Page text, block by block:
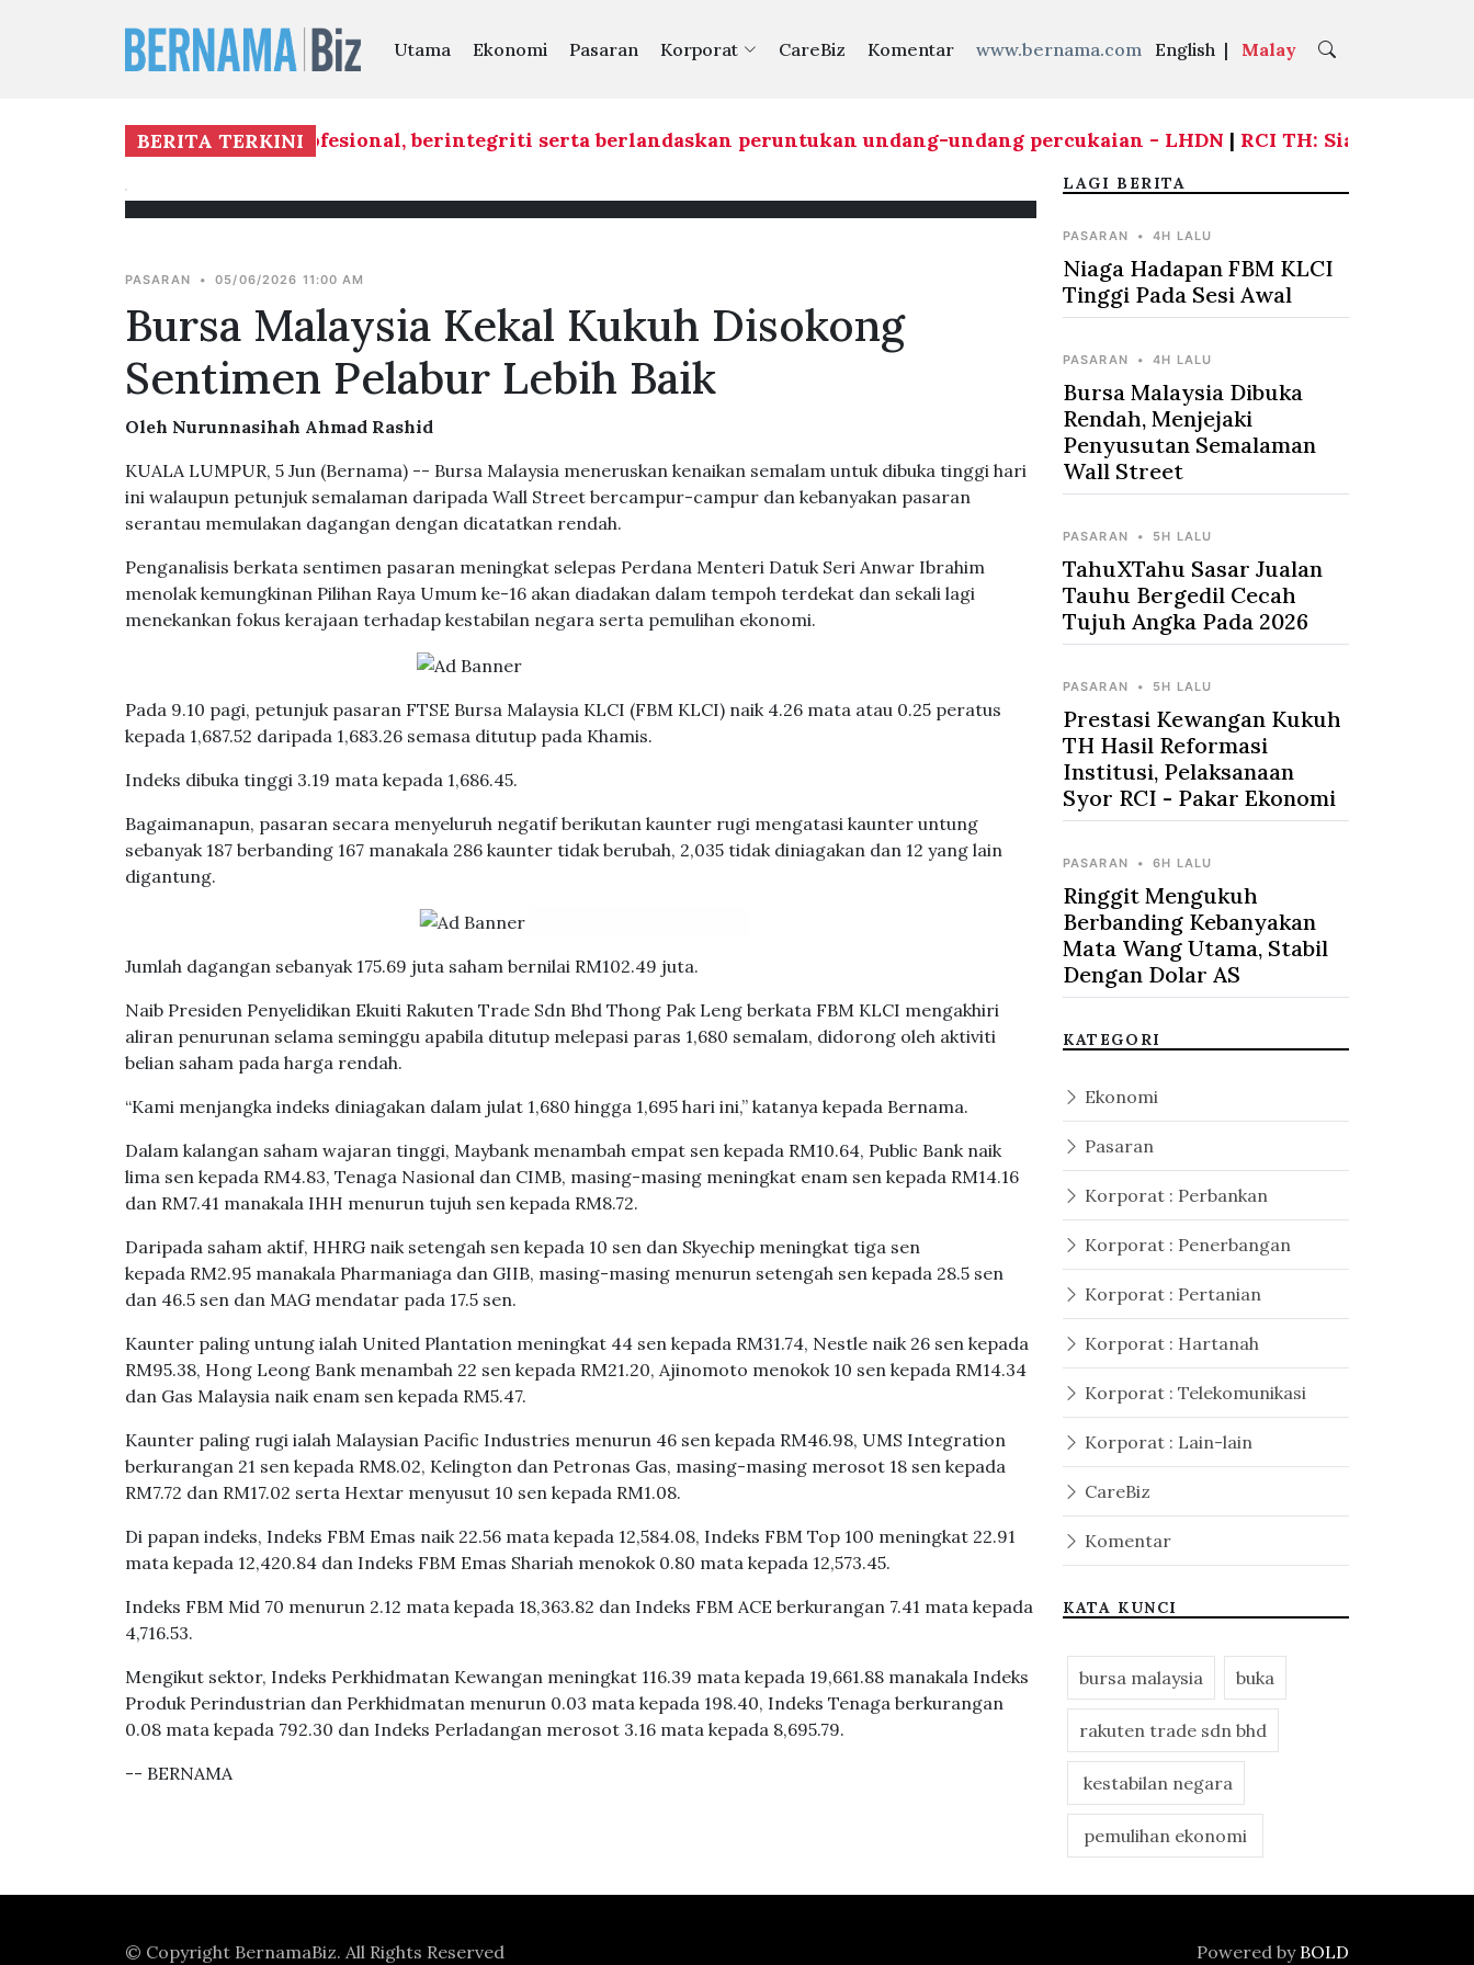
Utama Ekonomi Pasaran Korporat CareBiz Komentar www.bernama.com English | Malay
BERITA TERKINI
dilaksanakan secara profesional, berintegriti serta berlandaskan peruntukan undang-undang percukaian - LHDN|RCI TH: Siasatan
PASARAN • 05/06/2026 11:00 AM
Bursa Malaysia Kekal Kukuh Disokong
Sentimen Pelabur Lebih Baik
Oleh Nurunnasihah Ahmad Rashid
KUALA LUMPUR, 5 Jun (Bernama) -- Bursa Malaysia meneruskan kenaikan semalam untuk dibuka tinggi hari
ini walaupun petunjuk semalaman daripada Wall Street bercampur-campur dan kebanyakan pasaran
serantau memulakan dagangan dengan dicatatkan rendah.
Penganalisis berkata sentimen pasaran meningkat selepas Perdana Menteri Datuk Seri Anwar Ibrahim
menolak kemungkinan Pilihan Raya Umum ke-16 akan diadakan dalam tempoh terdekat dan sekali lagi
menekankan fokus kerajaan terhadap kestabilan negara serta pemulihan ekonomi.
Pada 9.10 pagi, petunjuk pasaran FTSE Bursa Malaysia KLCI (FBM KLCI) naik 4.26 mata atau 0.25 peratus
kepada 1,687.52 daripada 1,683.26 semasa ditutup pada Khamis.
Indeks dibuka tinggi 3.19 mata kepada 1,686.45.
Bagaimanapun, pasaran secara menyeluruh negatif berikutan kaunter rugi mengatasi kaunter untung
sebanyak 187 berbanding 167 manakala 286 kaunter tidak berubah, 2,035 tidak diniagakan dan 12 yang lain
digantung.
Jumlah dagangan sebanyak 175.69 juta saham bernilai RM102.49 juta.
Naib Presiden Penyelidikan Ekuiti Rakuten Trade Sdn Bhd Thong Pak Leng berkata FBM KLCI mengakhiri
aliran penurunan selama seminggu apabila ditutup melepasi paras 1,680 semalam, didorong oleh aktiviti
belian saham pada harga rendah.
“Kami menjangka indeks diniagakan dalam julat 1,680 hingga 1,695 hari ini,” katanya kepada Bernama.
Dalam kalangan saham wajaran tinggi, Maybank menambah empat sen kepada RM10.64, Public Bank naik
lima sen kepada RM4.83, Tenaga Nasional dan CIMB, masing-masing meningkat enam sen kepada RM14.16
dan RM7.41 manakala IHH menurun tujuh sen kepada RM8.72.
Daripada saham aktif, HHRG naik setengah sen kepada 10 sen dan Skyechip meningkat tiga sen
kepada RM2.95 manakala Pharmaniaga dan GIIB, masing-masing menurun setengah sen kepada 28.5 sen
dan 46.5 sen dan MAG mendatar pada 17.5 sen.
Kaunter paling untung ialah United Plantation meningkat 44 sen kepada RM31.74, Nestle naik 26 sen kepada
RM95.38, Hong Leong Bank menambah 22 sen kepada RM21.20, Ajinomoto menokok 10 sen kepada RM14.34
dan Gas Malaysia naik enam sen kepada RM5.47.
Kaunter paling rugi ialah Malaysian Pacific Industries menurun 46 sen kepada RM46.98, UMS Integration
berkurangan 21 sen kepada RM8.02, Kelington dan Petronas Gas, masing-masing merosot 18 sen kepada
RM7.72 dan RM17.02 serta Hextar menyusut 10 sen kepada RM1.08.
Di papan indeks, Indeks FBM Emas naik 22.56 mata kepada 12,584.08, Indeks FBM Top 100 meningkat 22.91
mata kepada 12,420.84 dan Indeks FBM Emas Shariah menokok 0.80 mata kepada 12,573.45.
Indeks FBM Mid 70 menurun 2.12 mata kepada 18,363.82 dan Indeks FBM ACE berkurangan 7.41 mata kepada
4,716.53.
Mengikut sektor, Indeks Perkhidmatan Kewangan meningkat 116.39 mata kepada 19,661.88 manakala Indeks
Produk Perindustrian dan Perkhidmatan menurun 0.03 mata kepada 198.40, Indeks Tenaga berkurangan
0.08 mata kepada 792.30 dan Indeks Perladangan merosot 3.16 mata kepada 8,695.79.
-- BERNAMA
LAGI BERITA
PASARAN • 4H LALU
Niaga Hadapan FBM KLCI
Tinggi Pada Sesi Awal
PASARAN • 4H LALU
Bursa Malaysia Dibuka
Rendah, Menjejaki
Penyusutan Semalaman
Wall Street
PASARAN • 5H LALU
TahuXTahu Sasar Jualan
Tauhu Bergedil Cecah
Tujuh Angka Pada 2026
PASARAN • 5H LALU
Prestasi Kewangan Kukuh
TH Hasil Reformasi
Institusi, Pelaksanaan
Syor RCI - Pakar Ekonomi
PASARAN • 6H LALU
Ringgit Mengukuh
Berbanding Kebanyakan
Mata Wang Utama, Stabil
Dengan Dolar AS
KATEGORI
Ekonomi
Pasaran
Korporat : Perbankan
Korporat : Penerbangan
Korporat : Pertanian
Korporat : Hartanah
Korporat : Telekomunikasi
Korporat : Lain-lain
CareBiz
Komentar
KATA KUNCI
bursa malaysia buka
rakuten trade sdn bhd
kestabilan negara
pemulihan ekonomi
© Copyright BernamaBiz. All Rights Reserved Powered by BOLD